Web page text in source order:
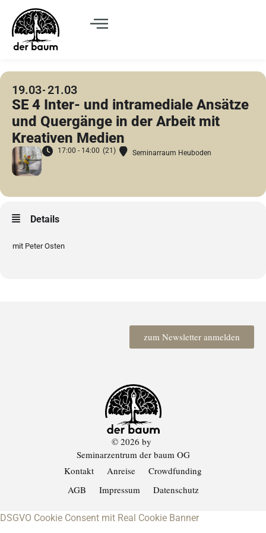
19.03 21.03
SE 4 Inter- und intramediale Ansätze
und Quergänge in der Arbeit mit
Kreativen Medien
17:00 - 14:00 (21) Seminarraum Heuboden
Details
mit Peter Osten
zum Newsletter anmelden
Kontakt Anreise Crowdfunding
© 2026 by
Seminarzentrum der baum OG
AGB Impressum Datenschutz
DSGVO Cookie Consent mit Real Cookie Banner